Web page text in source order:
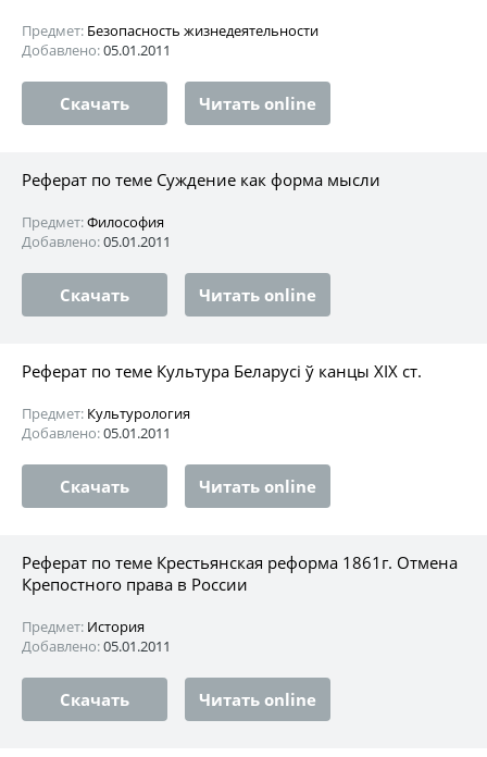
Предмет: Безопасность жизнедеятельности
Добавлено:05.01.2011
Скачать Читать online
Реферат по теме Суждение как форма мысли
Предмет:Философия
Добавлено:05.01.2011
Скачать Читать online
Реферат по теме Культура Беларусі ў канцы ХIХ ст.
Предмет: Культурология
Добавлено:05.01.2011
Скачать Читать online
Реферат по теме Крестьянская реформа 1861г. Отмена
Крепостного права в России
Предмет: История
Добавлено:05.01.2011
Скачать Читать online